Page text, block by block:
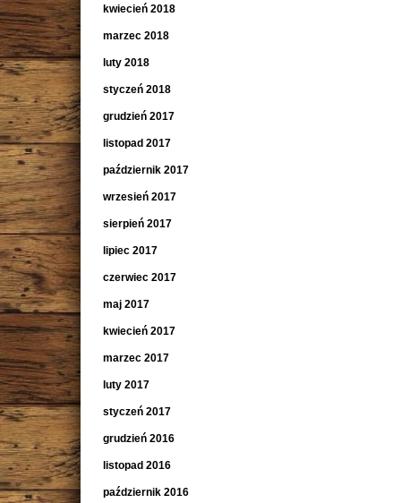
kwiecień 2018
marzec 2018
luty 2018
styczeń 2018
grudzień 2017
listopad 2017
październik 2017
wrzesień 2017
sierpień 2017
lipiec 2017
czerwiec 2017
maj 2017
kwiecień 2017
marzec 2017
luty 2017
styczeń 2017
grudzień 2016
listopad 2016
październik 2016